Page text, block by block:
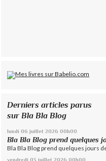
Derniers articles parus
sur Bla Bla Blog
lundi 06 juillet 2026 00h00
Bla Bla Blog prend quelques
Bla Bla Blog prend quelques jours
vendredi 03 juillet 2026 00h00